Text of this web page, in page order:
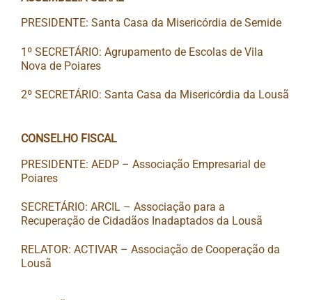
PRESIDENTE: Santa Casa da Misericórdia de Semide
1º SECRETÁRIO: Agrupamento de Escolas de Vila
Nova de Poiares
2º SECRETÁRIO: Santa Casa da Misericórdia da Lousã
CONSELHO FISCAL
PRESIDENTE: AEDP – Associação Empresarial de
Poiares
SECRETÁRIO: ARCIL – Associação para a
Recuperação de Cidadãos Inadaptados da Lousã
RELATOR: ACTIVAR – Associação de Cooperação da
Lousã